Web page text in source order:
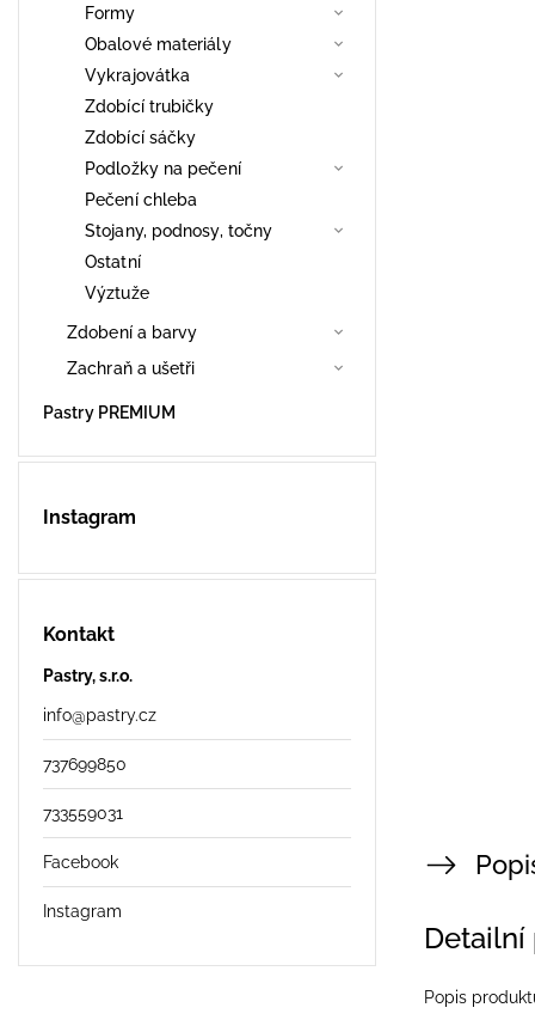
Formy
Obalové materiály
Vykrajovátka
Zdobící trubičky
Zdobící sáčky
Podložky na pečení
Pečení chleba
Stojany, podnosy, točny
Ostatní
Výztuže
Zdobení a barvy
Zachraň a ušetři
Pastry PREMIUM
Instagram
Kontakt
Pastry, s.r.o.
info@pastry.cz
737699850
733559031
Facebook
Instagram
Popis